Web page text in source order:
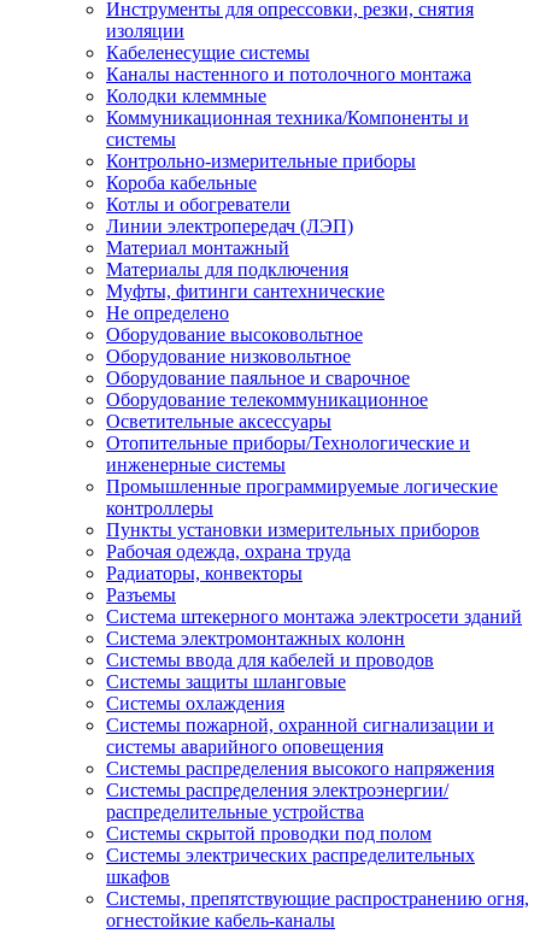
Инструменты для опрессовки, резки, снятия
изоляции
Кабеленесущие системы
Каналы настенного и потолочного монтажа
Колодки клеммные
Коммуникационная техника/Компоненты и
системы
Контрольно-измерительные приборы
Короба кабельные
Котлы и обогреватели
Линии электропередач (ЛЭП)
Материал монтажный
Материалы для подключения
Муфты, фитинги сантехнические
Не определено
Оборудование высоковольтное
Оборудование низковольтное
Оборудование паяльное и сварочное
Оборудование телекоммуникационное
Осветительные аксессуары
Отопительные приборы/Технологические и
инженерные системы
Промышленные программируемые логические
контроллеры
Пункты установки измерительных приборов
Рабочая одежда, охрана труда
Радиаторы, конвекторы
Разъемы
Система штекерного монтажа электросети зданий
Система электромонтажных колонн
Системы ввода для кабелей и проводов
Системы защиты шланговые
Системы охлаждения
Системы пожарной, охранной сигнализации и
системы аварийного оповещения
Системы распределения высокого напряжения
Системы распределения электроэнергии/
распределительные устройства
Системы скрытой проводки под полом
Системы электрических распределительных
шкафов
Системы, препятствующие распространению огня,
огнестойкие кабель-каналы